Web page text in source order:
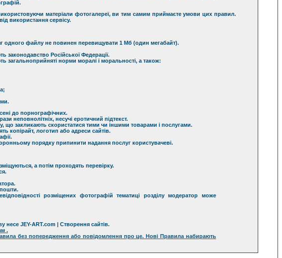
матеріали фотогалереї, ви тим самим приймаєте умови цих правил.
використання сервісу.
одного файлу не повинен перевищувати 1 Мб (один мегабайт).
законодавство Російської Федерації.
загальноприйняті норми моралі і моральності, а також:
до порнографічних.
неповнолітніх, несучі еротичний підтекст.
що закликають скористатися тими чи іншими товарами і послугами.
копірайт, логотип або адреси сайтів.
порядку припинити надання послуг користувачеві.
а потім проходять перевірку.
пошти.
розміщених фотографій тематиці розділу модератор може
несе JEY-ART.com | Створення сайтів.
.
без попередження або повідомлення про це. Нові Правила набирають